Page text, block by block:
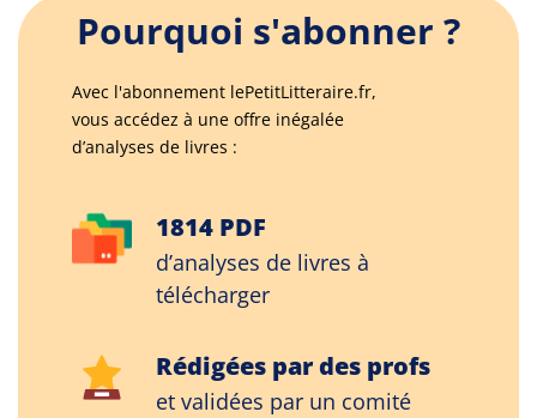
Pourquoi s'abonner ?
Avec l'abonnement lePetitLitteraire.fr,
vous accédez à une offre inégalée
d’analyses de livres :
1814 PDF
d’analyses de livres à
télécharger
Rédigées par des profs
et validées par un comité